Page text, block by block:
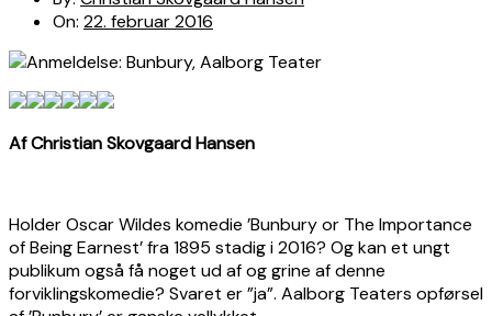
On: 22. februar 2016
Af Christian Skovgaard Hansen
Holder Oscar Wildes komedie ’Bunbury or The Importance
of Being Earnest’ fra 1895 stadig i 2016? Og kan et ungt
publikum også få noget ud af og grine af denne
forviklingskomedie? Svaret er ”ja”. Aalborg Teaters opførsel